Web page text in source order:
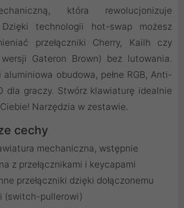
która rewolucjonizuje
Dzięki technologii hot-swap możesz
przełączniki Cherry, Kailh czy
Gateron Brown) bez lutowania.
obudowa, pełne RGB, Anti-
dla graczy. Stwórz klawiaturę idealnie
Narzędzia w zestawie.
cechy
mechaniczna, wstępnie
z przełącznikami i keycapami
przełączniki dzięki dołączonemu
(switch-pullerowi)